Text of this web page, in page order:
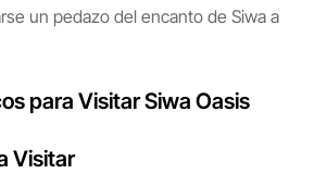
un pedazo del encanto de Siwa a
para Visitar Siwa Oasis
Visitar